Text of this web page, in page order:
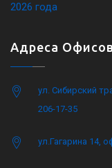
2026 года
Адреса
ул. Сибирский
206-17-35
ул.Гагарина 14,